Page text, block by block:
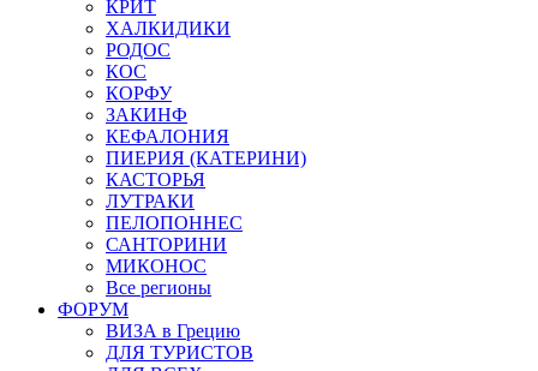
КРИТ
ХАЛКИДИКИ
РОДОС
КОС
КОРФУ
ЗАКИНФ
КЕФАЛОНИЯ
ПИЕРИЯ (КАТЕРИНИ)
КАСТОРЬЯ
ЛУТРАКИ
ПЕЛОПОННЕС
САНТОРИНИ
МИКОНОС
Все регионы
ФОРУМ
ВИЗА в Грецию
ДЛЯ ТУРИСТОВ